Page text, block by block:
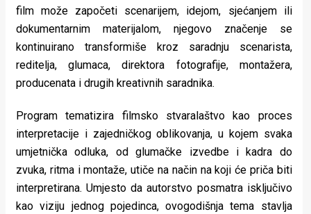
film može započeti scenarijem, idejom, sjećanjem ili
dokumentarnim materijalom, njegovo značenje se
kontinuirano transformiše kroz saradnju scenarista,
reditelja, glumaca, direktora fotografije, montažera,
producenata i drugih kreativnih saradnika.
Program tematizira filmsko stvaralaštvo kao proces
interpretacije i zajedničkog oblikovanja, u kojem svaka
umjetnička odluka, od glumačke izvedbe i kadra do
zvuka, ritma i montaže, utiče na način na koji će priča biti
interpretirana. Umjesto da autorstvo posmatra isključivo
kao viziju jednog pojedinca, ovogodišnja tema stavlja